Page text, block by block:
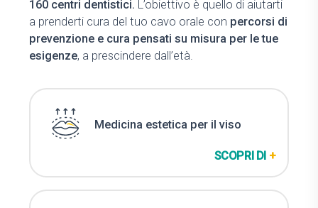
160 centri dentistici. L’obiettivo è quello di aiutarti
a prenderti cura del tuo cavo orale con percorsi di
prevenzione e cura pensati su misura per le tue
esigenze, a prescindere dall’età.
Medicina estetica per il viso
SCOPRI DI +